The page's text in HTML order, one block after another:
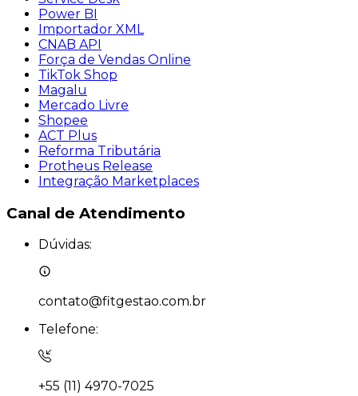
Power BI
Importador XML
CNAB API
Força de Vendas Online
TikTok Shop
Magalu
Mercado Livre
Shopee
ACT Plus
Reforma Tributária
Protheus Release
Integração Marketplaces
Canal de Atendimento
Dúvidas:
contato@fitgestao.com.br
Telefone:
+55 (11) 4970-7025